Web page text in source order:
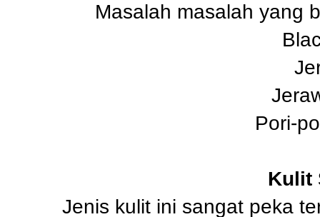
Masalah masalah yang
Pori-
Kulit
Jenis kulit ini sangat peka